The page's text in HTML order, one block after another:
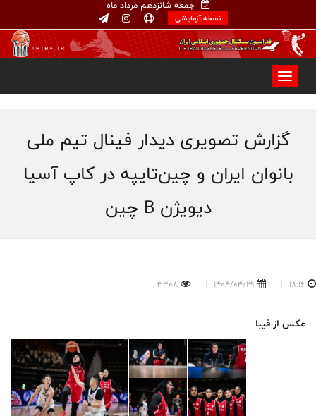
جمعه شانزدهم مرداد ماه
نسخه آزمایشی
گزارش تصویری دیدار فینال تیم ملی
بانوان ایران و چین‌تایپه در کاپ آسیا
دیویژن B چین
18:16
1404/04/29
3308
عکس از فیبا